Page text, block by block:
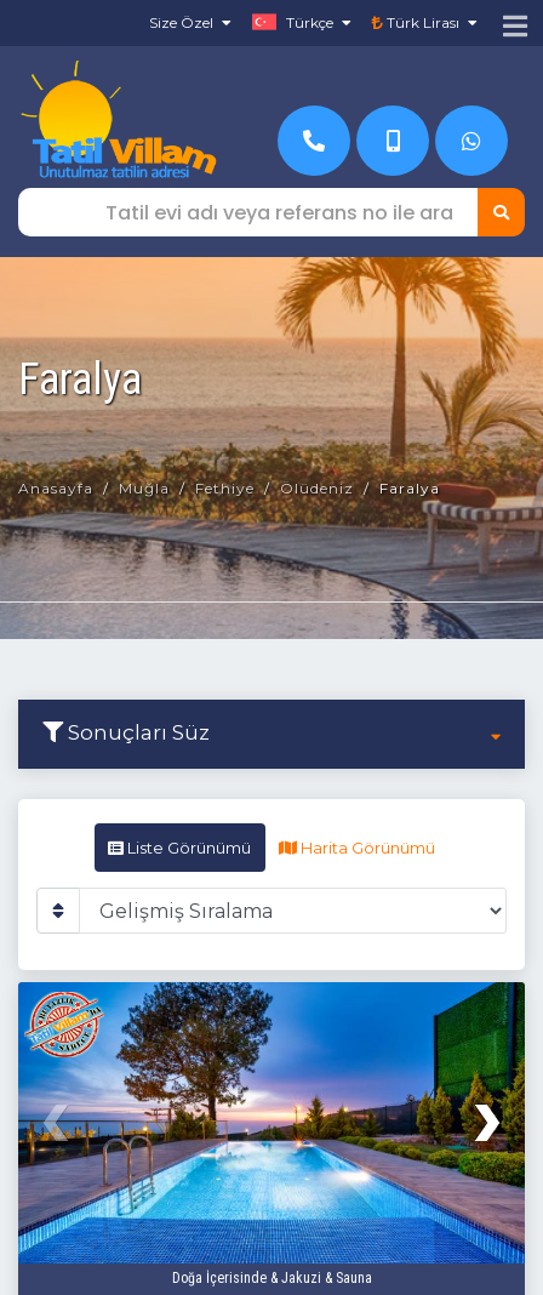
Size Özel Türkçe Türk Lirası
Faralya
Anasayfa Muğla Fethiye Ölüdeniz Faralya
Sonuçları Süz
Liste Görünümü Harita Görünümü
Doğa İçerisinde & Jakuzi & Sauna